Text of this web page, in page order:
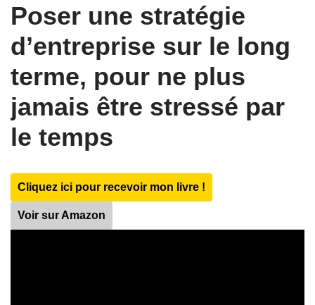
Poser une stratégie
d’entreprise sur le long
terme, pour ne plus
jamais être stressé par
le temps
Cliquez ici pour recevoir mon livre !
Voir sur Amazon